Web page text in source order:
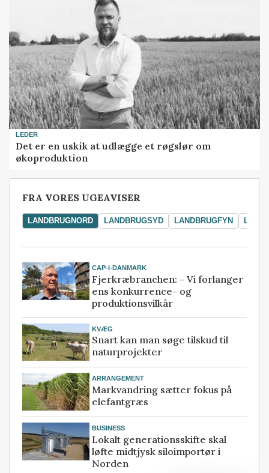
LEDER
Det er en uskik at udlægge et røgslør om
økoproduktion
FRA VORES UGEAVISER
LANDBRUGNORD LANDBRUGSYD LANDBRUGFYN
CAP-I-DANMARK
Fjerkræbranchen: - Vi forlanger
ens konkurrence- og
produktionsvilkår
KVÆG
Snart kan man søge tilskud til
naturprojekter
ARRANGEMENT
Markvandring sætter fokus på
elefantgræs
BUSINESS
Lokalt generationsskifte skal
løfte midtjysk siloimportør i
Norden